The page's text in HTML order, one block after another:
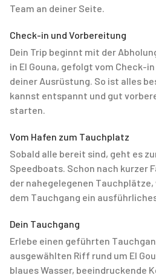
Team an deiner Seite.
Check-in und Vorbereitung
Dein Trip beginnt mit der
in El Gouna, gefolgt vom Check-
deiner Ausrüstung. So ist alles
kannst entspannt und gut
starten.
Vom Hafen zum Tauchplatz
Sobald alle bereit sind, geht es
Speedboats. Schon nach kurzer
der nahegelegenen Tauchplätze,
dem Tauchgang ein
Dein Tauchgang
Erlebe einen geführten
ausgewählten Riff rund um El
blaues Wasser, beeindruckende